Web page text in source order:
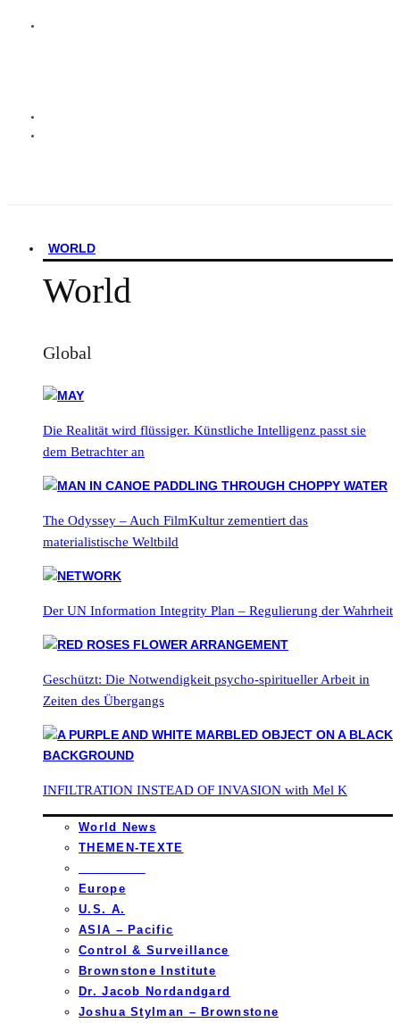
WORLD
World
Global
Die Realität wird flüssiger. Künstliche Intelligenz passt sie
dem Betrachter an
The Odyssey – Auch FilmKultur zementiert das
materialistische Weltbild
Der UN Information Integrity Plan – Regulierung der Wahrheit
Geschützt: Die Notwendigkeit psycho-spiritueller Arbeit in
Zeiten des Übergangs
INFILTRATION INSTEAD OF INVASION with Mel K
World News
THEMEN-TEXTE
Europe
U.S. A.
ASIA – Pacific
Control & Surveillance
Brownstone Institute
Dr. Jacob Nordandgard
Joshua Stylman – Brownstone